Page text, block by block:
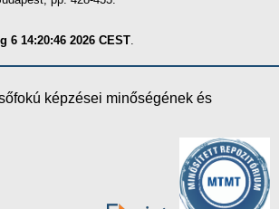
6 14:20:46 2026 CEST
képzései minőségének és